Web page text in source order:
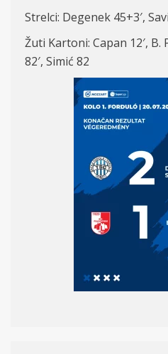
Strelci: Degenek 45+3′,
Žuti Kartoni: Capan 12′, B.
82′, Simić 82